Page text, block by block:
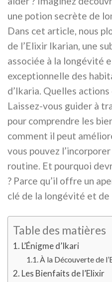
une potion secrète de
Dans cet article, nous
de l’Elixir Ikarian, une
associée à la longévité
exceptionnelle des
d’Ikaria. Quelles
Laissez-vous guider à
pour comprendre les
comment il peut
vous pouvez
routine. Et pourquoi
? Parce qu’il offre un
clé de la longévité et de
Table des matières
L’Énigme d’Ikari
À la Découverte de
Les Bienfaits de l’Elixir